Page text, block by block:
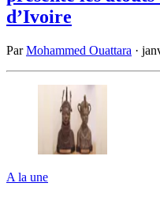
d’Ivoire
ParMohammed Ouattara ·
A la une